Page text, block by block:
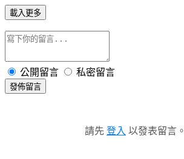
載入更多
公開留言 私密留言
發佈留言
請先 登入 以發表留言。